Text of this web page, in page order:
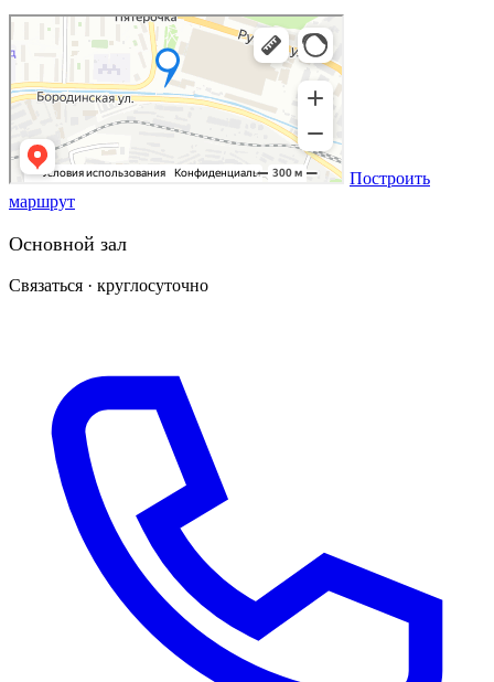
Построить
маршрут
Основной зал
Связаться · круглосуточно